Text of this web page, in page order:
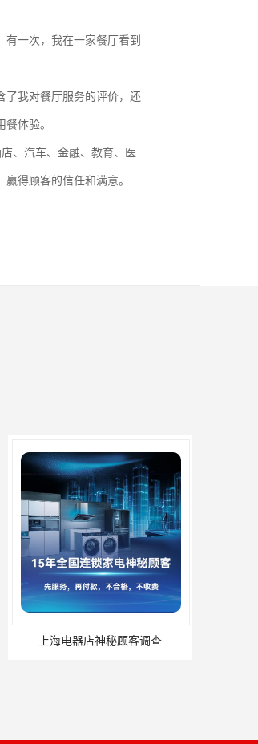
一次，我在一家餐厅看到
了我对餐厅服务的评价，还
体验。
、汽车、金融、教育、医
得顾客的信任和满意。
上海电器店神秘顾客调查